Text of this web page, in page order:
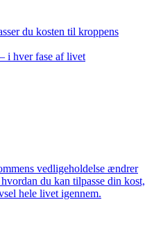
du kosten til kroppens
i hver fase af livet
vedligeholdelse ændrer
du kan tilpasse din kost,
hele livet igennem.